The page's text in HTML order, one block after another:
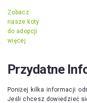
Zobacz
nasze koty
do adopcji
więcej
Przydatne
Poniżej kilka informacji
Jeśli chcesz dowiedzieć